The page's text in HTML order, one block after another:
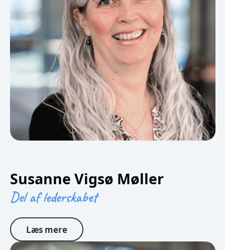
Susanne Vigsø Møller
Del af lederskabet
Læs mere